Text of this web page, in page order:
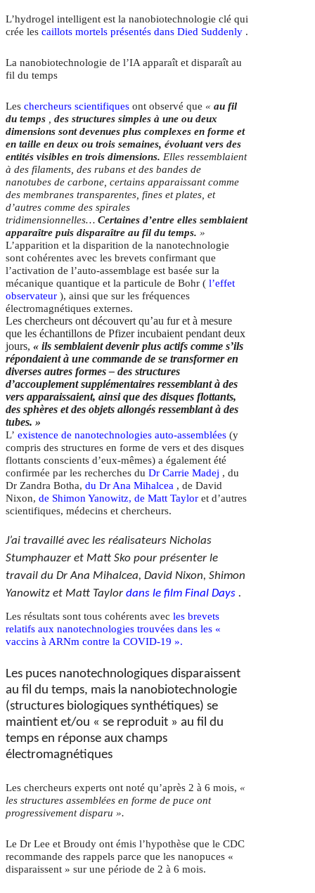
L’hydrogel intelligent est la nanobiotechnologie clé qui
crée les caillots mortels présentés dans Died Suddenly .
La nanobiotechnologie de l’IA apparaît et disparaît au
fil du temps
Les chercheurs scientifiques ont observé que « au fil
du temps
des structures simples à une ou deux
dimensions sont devenues plus complexes en forme et
en taille en deux ou trois semaines, évoluant vers des
entités visibles en trois dimensions. Elles ressemblaient
à des filaments, des rubans et des bandes de
nanotubes de carbone, certains apparaissant comme
des membranes transparentes, fines et plates, et
d’autres comme des spirales
tridimensionnelles… Certaines d’entre elles semblaient
apparaître puis disparaître au fil du temps. »
L’apparition et la disparition de la nanotechnologie
sont cohérentes avec les brevets confirmant que
l’activation de l’auto-assemblage est basée sur la
mécanique quantique et la particule de Bohr ( l’effet
observateur ), ainsi que sur les fréquences
électromagnétiques externes.
Les chercheurs ont découvert qu’au fur et à mesure
que les échantillons de Pfizer incubaient pendant deux
jours, « ils semblaient devenir plus actifs comme s’ils
répondaient à une commande de se transformer en
diverses autres formes – des structures
d’accouplement supplémentaires ressemblant à des
vers apparaissaient, ainsi que des disques flottants,
des sphères et des objets allongés ressemblant à des
tubes. »
L’ existence de nanotechnologies auto-assemblées (y
compris des structures en forme de vers et des disques
flottants conscients d’eux-mêmes) a également été
confirmée par les recherches du Dr Carrie Madej , du
Dr Zandra Botha, du Dr Ana Mihalcea , de David
Nixon, de Shimon Yanowitz, de Matt Taylor et d’autres
scientifiques, médecins et chercheurs.
J’ai travaillé avec les réalisateurs Nicholas
Stumphauzer et Matt Sko pour présenter le
travail du Dr Ana Mihalcea, David Nixon, Shimon
Yanowitz et Matt Taylor dans le film Final Days .
Les résultats sont tous cohérents avec les brevets
relatifs aux nanotechnologies trouvées dans les «
vaccins à ARNm contre la COVID-19 ».
Les puces nanotechnologiques disparaissent
au fil du temps, mais la nanobiotechnologie
(structures biologiques synthétiques) se
maintient et/ou « se reproduit » au fil du
temps en réponse aux champs
électromagnétiques
Les chercheurs experts ont noté qu’après 2 à 6 mois, «
les structures assemblées en forme de puce ont
progressivement disparu ».
Le Dr Lee et Broudy ont émis l’hypothèse que le CDC
recommande des rappels parce que les nanopuces «
disparaissent » sur une période de 2 à 6 mois.